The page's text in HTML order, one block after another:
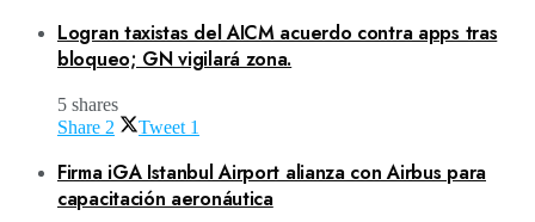
Logran taxistas del AICM acuerdo contra apps tras
bloqueo; GN vigilará zona.
5 shares
Share 2 Tweet 1
Firma iGA Istanbul Airport alianza con Airbus para
capacitación aeronáutica